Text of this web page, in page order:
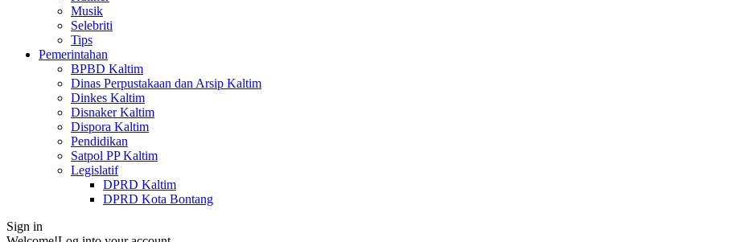
Musik
Selebriti
Tips
Pemerintahan
BPBD Kaltim
Dinas Perpustakaan dan Arsip Kaltim
Dinkes Kaltim
Disnaker Kaltim
Dispora Kaltim
Pendidikan
Satpol PP Kaltim
Legislatif
DPRD Kaltim
DPRD Kota Bontang
Sign in